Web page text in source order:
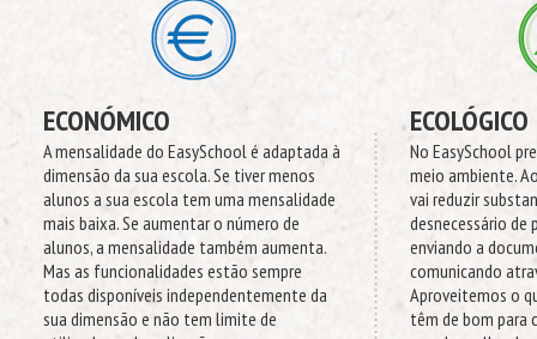
ECONÓMICO
A mensalidade do EasySchool é adaptada à
dimensão da sua escola. Se tiver menos
alunos a sua escola tem uma mensalidade
mais baixa. Se aumentar o número de
alunos, a mensalidade também aumenta.
Mas as funcionalidades estão sempre
todas disponíveis independentemente da
sua dimensão e não tem limite de
ECOLÓGICO
No EasySchool
meio ambiente.
vai reduzir
desnecessário de
enviando a
comunicando
Aproveitemos o
têm de bom para